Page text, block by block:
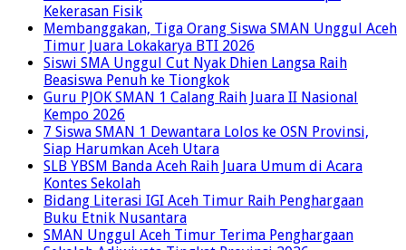
Kekerasan Fisik
Membanggakan, Tiga Orang Siswa SMAN Unggul Aceh
Timur Juara Lokakarya BTI 2026
Siswi SMA Unggul Cut Nyak Dhien Langsa Raih
Beasiswa Penuh ke Tiongkok
Guru PJOK SMAN 1 Calang Raih Juara II Nasional
Kempo 2026
7 Siswa SMAN 1 Dewantara Lolos ke OSN Provinsi,
Siap Harumkan Aceh Utara
SLB YBSM Banda Aceh Raih Juara Umum di Acara
Kontes Sekolah
Bidang Literasi IGI Aceh Timur Raih Penghargaan
Buku Etnik Nusantara
SMAN Unggul Aceh Timur Terima Penghargaan